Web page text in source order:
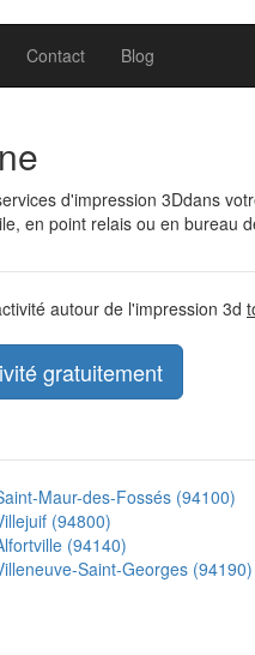
Contact Blog
d'impression 3Ddans
en point relais ou en bureau
autour de l'impression 3d
gratuitement
Maur-des-Fossés (94100)
(94800)
(94140)
Saint-Georges (94190)